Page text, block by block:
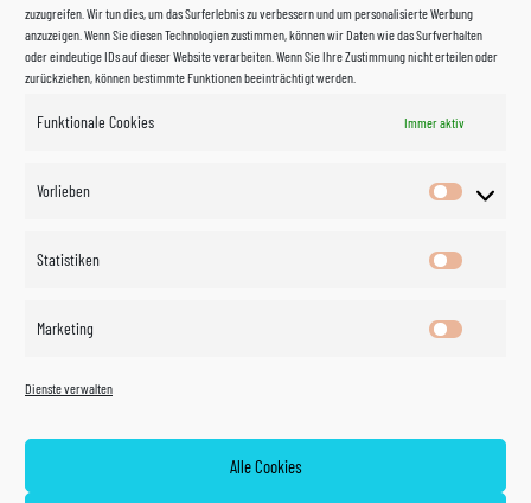
zuzugreifen. Wir tun dies, um das Surferlebnis zu verbessern und um personalisierte Werbung
anzuzeigen. Wenn Sie diesen Technologien zustimmen, können wir Daten wie das Surfverhalten
oder eindeutige IDs auf dieser Website verarbeiten. Wenn Sie Ihre Zustimmung nicht erteilen oder
zurückziehen, können bestimmte Funktionen beeinträchtigt werden.
Funktionale Cookies Immer aktiv
Vorlieben
Vorlieben
Statistiken
Marketing
Dienste verwalten
Alle Cookies
©